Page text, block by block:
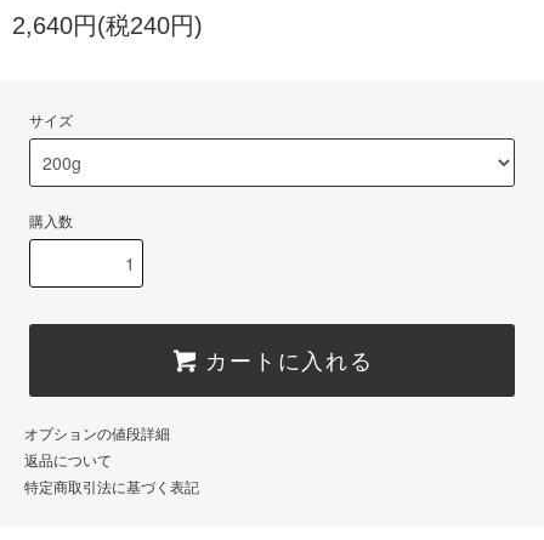
2,640円(税240円)
サイズ
購入数
カートに入れる
オプションの値段詳細
返品について
特定商取引法に基づく表記